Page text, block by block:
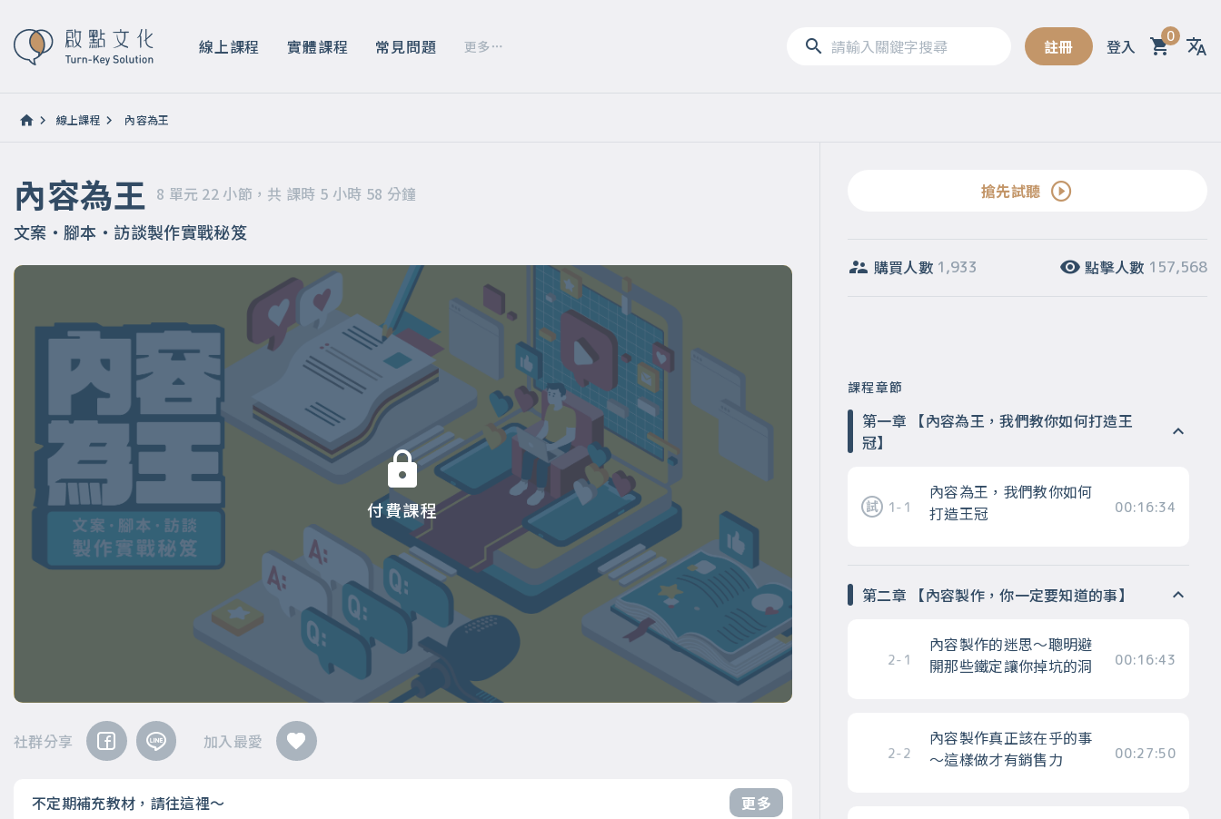
線上課程 實體課程 常見問題 更多 註冊 登入 0
8 單元 22 小節，共 課時 5 小時 58 分鐘
線上課程 內容為王
內容為王 8 單元 22 小節，共 課時 5 小時 58 分鐘
文案・腳本・訪談製作實戰秘笈
付費課程
不定期補充教材，請往這裡～ 更多
社群分享 加入最愛
搶先試聽
購買人數 1,933 點擊人數 157,568
課程章節
第一章 【內容為王，我們教你如何打造王
冠】
1-1
內容為王，我們教你如何
打造王冠
00:16:34
第二章 【內容製作，你一定要知道的事】
2-1
內容製作的迷思～聰明避
開那些鐵定讓你掉坑的洞
00:16:43
2-2
內容製作真正該在乎的事
～這樣做才有銷售力
00:27:50